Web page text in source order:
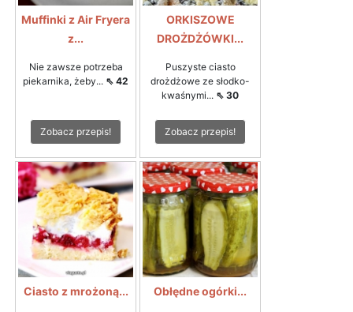
Muffinki z Air Fryera
z...
Nie zawsze potrzeba
piekarnika, żeby... ⇖ 42
Zobacz przepis!
ORKISZOWE
DROŻDŻÓWKI...
Puszyste ciasto
drożdżowe ze słodko-
kwaśnymi... ⇖ 30
Zobacz przepis!
Ciasto z mrożoną... Obłędne ogórki...